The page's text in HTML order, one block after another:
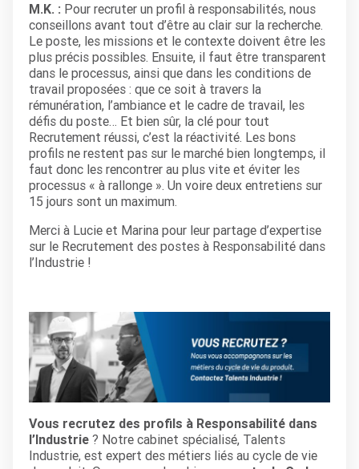
M.K. : Pour recruter un profil à responsabilités, nous
conseillons avant tout d’être au clair sur la recherche.
Le poste, les missions et le contexte doivent être les
plus précis possibles. Ensuite, il faut être transparent
dans le processus, ainsi que dans les conditions de
travail proposées : que ce soit à travers la
rémunération, l’ambiance et le cadre de travail, les
défis du poste… Et bien sûr, la clé pour tout
Recrutement réussi, c’est la réactivité. Les bons
profils ne restent pas sur le marché bien longtemps, il
faut donc les rencontrer au plus vite et éviter les
processus « à rallonge ». Un voire deux entretiens sur
15 jours sont un maximum.
Merci à Lucie et Marina pour leur partage d’expertise
sur le Recrutement des postes à Responsabilité dans
l’Industrie !
Vous recrutez des profils à Responsabilité dans
l’Industrie ? Notre cabinet spécialisé, Talents
Industrie, est expert des métiers liés au cycle de vie